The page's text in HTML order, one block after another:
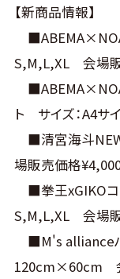
【新商品情報】
S,M,L,XL 会場
ト サイズ：A4
■清宮海斗
場販売価格
■拳王xGIKOコ
S,M,L,XL 会場
■M's alliance
120cm×60cm